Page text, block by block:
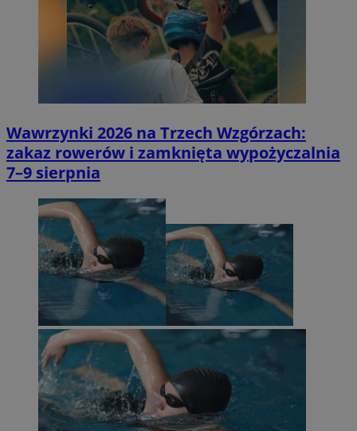
Wawrzynki 2026 na Trzech Wzgórzach:
zakaz rowerów i zamknięta wypożyczalnia
7–9 sierpnia